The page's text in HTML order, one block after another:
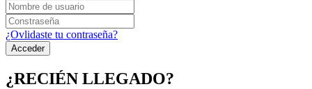
¿Ovlidaste tu contraseña?
¿RECIÉN LLEGADO?